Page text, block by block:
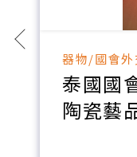
器物/國會外
泰國國
陶瓷藝